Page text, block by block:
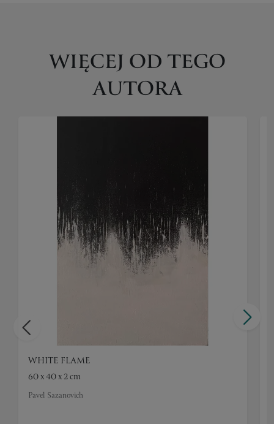
WIĘCEJ OD TEGO
AUTORA
WHITE FLAME
60 x 40 x 2 cm
Pavel Sazanovich